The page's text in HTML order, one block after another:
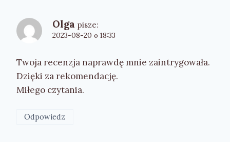
Olga pisze:
2023-08-20 o 18:33
Twoja recenzja naprawdę mnie zaintrygowała.
Dzięki za rekomendację.
Miłego czytania.
Odpowiedz